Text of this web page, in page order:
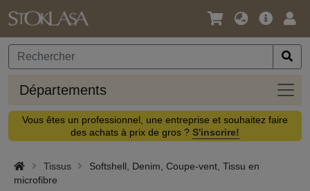
Langue
Devise
Offre
Départements
Vous êtes un professionnel, une entreprise et souhaitez faire
des achats à prix de gros ? S'inscrire!
Tissus
Softshell, Denim, Coupe-vent, Tissu en
microfibre